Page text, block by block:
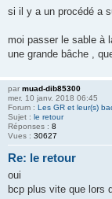
si il y a un procédé a
moi passer le sable à
une grande bâche ,
par muad-dib85300
mer. 10 janv. 2018 06:45
Forum : Les GR et leur(s)
Sujet : le retour
Réponses : 8
Vues : 30627
Re: le retour
oui
bcp plus vite que lors